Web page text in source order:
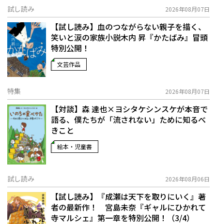
試し読み 2026年08月07日
【試し読み】血のつながらない親子を描く、
笑いと涙の家族小説――木内 昇『かたばみ』冒頭
特別公開！
文芸作品
特集 2026年08月07日
【対談】森 達也×ヨシタケシンスケが本音で
語る、僕たちが「流されない」ために知るべ
きこと
絵本・児童書
試し読み 2026年08月06日
【試し読み】『成瀬は天下を取りにいく』著
者の最新作！ 宮島未奈『ギャルにひかれて
寺マルシェ』第一章を特別公開！（3/4）